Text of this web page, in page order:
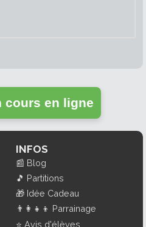
cours en ligne
INFOS
📰 Blog
🎵 Partitions
🎁 Idée Cadeau
👨‍👩‍👧‍👦 Parrainage
⭐ Avis d'élèves